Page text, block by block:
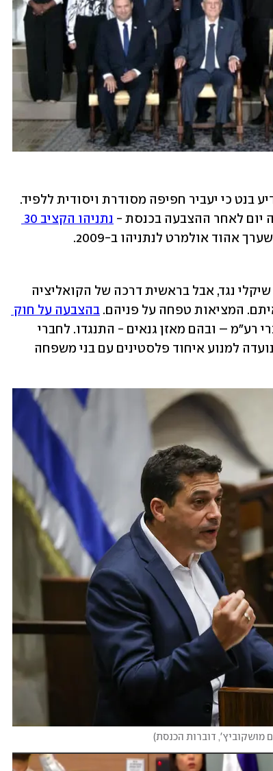
יום לאחר ההצבעה בכנסת -
אהוד אולמרט לנתניהו ב-2009.
המציאות טפחה על פניהם.
מושקוביץ', דוברות הכנסת)